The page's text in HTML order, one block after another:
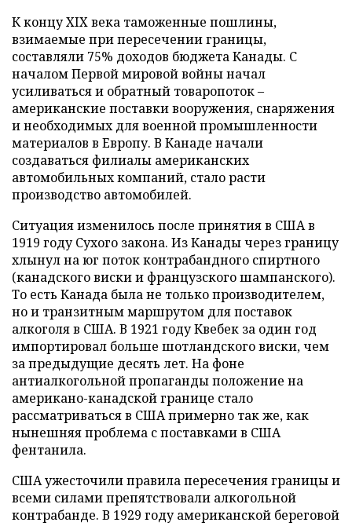
К концу XIX века таможенные пошлины,
взимаемые при пересечении границы,
составляли 75% доходов бюджета Канады. С
началом Первой мировой войны начал
усиливаться и обратный товаропоток –
американские поставки вооружения, снаряжения
и необходимых для военной промышленности
материалов в Европу. В Канаде начали
создаваться филиалы американских
автомобильных компаний, стало расти
производство автомобилей.
Ситуация изменилось после принятия в США в
1919 году Сухого закона. Из Канады через границу
хлынул на юг поток контрабандного спиртного
(канадского виски и французского шампанского).
То есть Канада была не только производителем,
но и транзитным маршрутом для поставок
алкоголя в США. В 1921 году Квебек за один год
импортировал больше шотландского виски, чем
за предыдущие десять лет. На фоне
антиалкогольной пропаганды положение на
американо-канадской границе стало
рассматриваться в США примерно так же, как
нынешняя проблема с поставками в США
фентанила.
США ужесточили правила пересечения границы и
всеми силами препятствовали алкогольной
контрабанде. В 1929 году американской береговой